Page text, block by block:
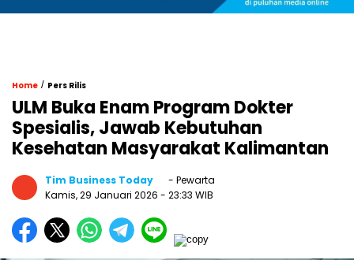
Home / Pers Rilis
ULM Buka Enam Program Dokter
Spesialis, Jawab Kebutuhan
Kesehatan Masyarakat Kalimantan
Tim Business Today
- Pewarta
Kamis, 29 Januari 2026 - 23:33 WIB